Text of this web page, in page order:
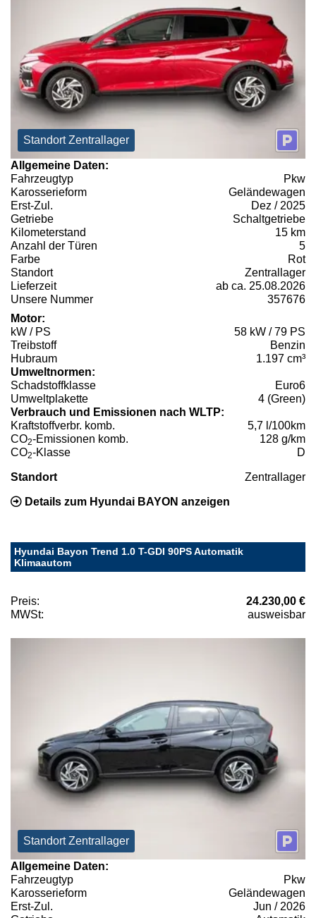
Standort Zentrallager
Allgemeine Daten:
Fahrzeugtyp
Pkw
Karosserieform
Geländewagen
Erst-Zul.
Dez / 2025
Getriebe
Schaltgetriebe
Kilometerstand
15 km
Anzahl der Türen
5
Farbe
Rot
Standort
Zentrallager
Lieferzeit
ab ca. 25.08.2026
Unsere Nummer
357676
Motor:
kW / PS
58 kW / 79 PS
Treibstoff
Benzin
Hubraum
1.197 cm³
Umweltnormen:
Schadstoffklasse
Euro6
Umweltplakette
4 (Green)
Verbrauch und Emissionen nach WLTP:
Kraftstoffverbr. komb.
5,7 l/100km
CO2-Emissionen komb.
128 g/km
CO2-Klasse D
Standort Zentrallager
Details zum Hyundai BAYON anzeigen
Hyundai Bayon Trend 1.0 T-GDI 90PS Automatik
Klimaautom
Preis:
24.230,00 €
MWSt:
ausweisbar
Standort Zentrallager
Allgemeine Daten:
Fahrzeugtyp
Pkw
Karosserieform
Geländewagen
Erst-Zul.
Jun / 2026